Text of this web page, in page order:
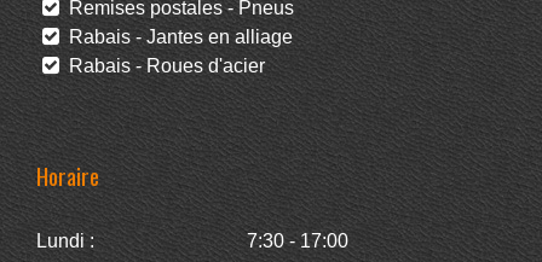
Remises postales - Pneus
Rabais - Jantes en alliage
Rabais - Roues d'acier
Horaire
Lundi :
7:30 - 17:00